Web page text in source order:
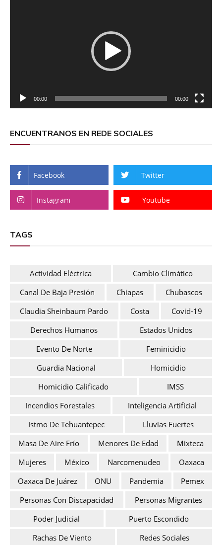
00:00 00:00
ENCUENTRANOS EN REDE SOCIALES
Facebook Twitter
Instagram Youtube
TAGS
Actividad Eléctrica
Cambio Climático
Canal De Baja Presión
Chiapas
Chubascos
Claudia Sheinbaum Pardo
Costa
Covid-19
Derechos Humanos
Estados Unidos
Evento De Norte
Feminicidio
Guardia Nacional
Homicidio
Homicidio Calificado
IMSS
Incendios Forestales
Inteligencia Artificial
Istmo De Tehuantepec
Lluvias Fuertes
Masa De Aire Frío
Menores De Edad
Mixteca
Mujeres
México Narcomenudeo
Oaxaca
Oaxaca De Juárez
ONU Pandemia
Pemex
Personas Con Discapacidad
Personas Migrantes
Poder Judicial
Puerto Escondido
Rachas De Viento
Redes Sociales